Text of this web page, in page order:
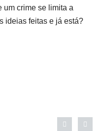
um crime se limita a
ideias feitas e já está?